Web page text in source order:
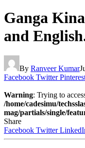
Ganga
and English.
By Ranveer Kumar
Facebook Twitter
Warning: Trying to
/home/cadesimu/
mag/partials/single/
Share
Facebook Twitter